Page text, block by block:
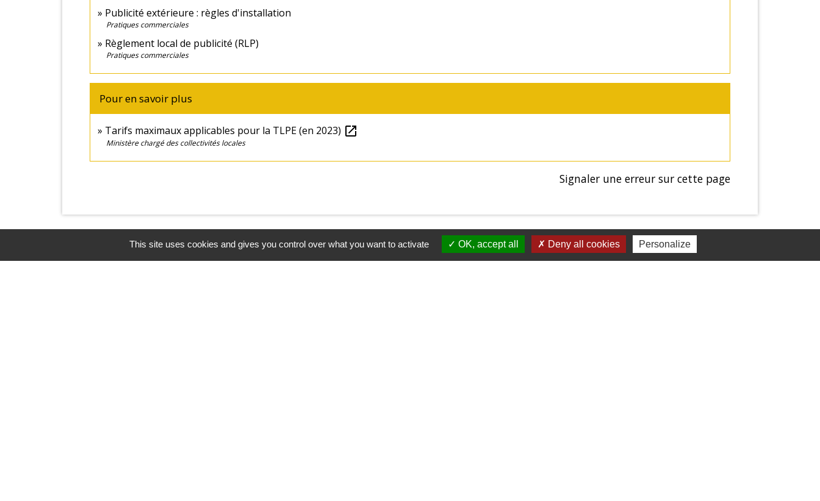
Publicité extérieure : règles d'installation
Pratiques commerciales
Règlement local de publicité (RLP)
Pratiques commerciales
Pour en savoir plus
Tarifs maximaux applicables pour la TLPE (en 2023) open_in_new
Ministère chargé des collectivités locales
Signaler une erreur sur cette page
This site uses cookies and gives you control over what you want to activate OK, accept all Deny all cookies Personalize